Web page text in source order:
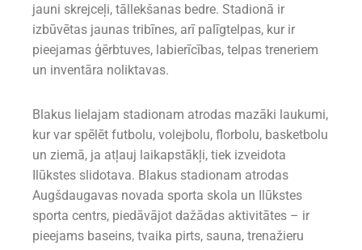
jauni skrejceļi, tāllekšanas bedre. Stadionā ir
izbūvētas jaunas tribīnes, arī palīgtelpas, kur ir
pieejamas ģērbtuves, labierīcības, telpas treneriem
un inventāra noliktavas.
Blakus lielajam stadionam atrodas mazāki laukumi,
kur var spēlēt futbolu, volejbolu, florbolu, basketbolu
un ziemā, ja atļauj laikapstākļi, tiek izveidota
Ilūkstes slidotava. Blakus stadionam atrodas
Augšdaugavas novada sporta skola un Ilūkstes
sporta centrs, piedāvājot dažādas aktivitātes – ir
pieejams baseins, tvaika pirts, sauna, trenažieru